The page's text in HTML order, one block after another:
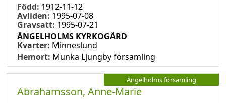
Född: 1912-11-12
Avliden: 1995-07-08
Gravsatt: 1995-07-21
ÄNGELHOLMS KYRKOGÅRD
Kvarter: Minneslund
Hemort: Munka Ljungby församling
Ängelholms församling
Abrahamsson, Anne-Marie